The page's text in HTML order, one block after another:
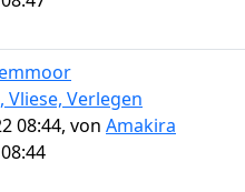
Vliese, Verlegen
08:44, von Amakira